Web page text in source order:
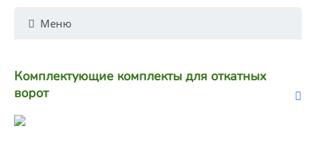
Меню
Комплектующие комплекты для откатных
ворот